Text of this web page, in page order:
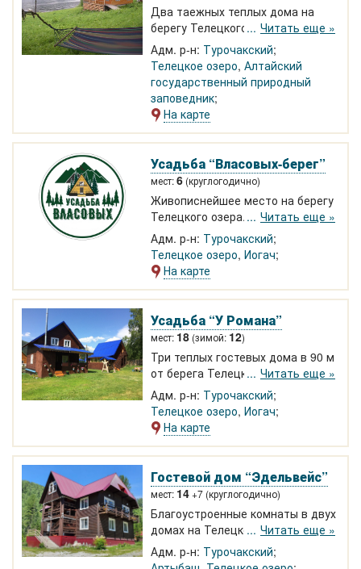
Два таежных теплых дома на
берегу Телецкого озера на
границе Алтайского заповедника.
Уединенный отдых. Серебряный
родник. Катамараны и лодочки
выдаются отдыхающим
бесплатно. Экскурсии к
водопадам. 830-1000 р.
Читать еще »
Адм. р-н: Турочакский
Телецкое озеро, Алтайский
государственный природный
заповедник
На карте
Усадьба “Власовых-берег”
мест:6 (круглогодично)
Живописнейшее место на берегу
Телецкого озера. Двухэтажный
благоустроенный домик на 6-8
человек (камин на 1-м этаже),
дом на 6 человек. 3-4-местные
домики. Трёхместный номер над
баней с прекрасным видом на
Телецкое озер
Читать еще »
Адм. р-н: Турочакский
Телецкое озеро, Иогач
На карте
Усадьба “У Романа”
мест: 18 (зимой: 12)
Три теплых гостевых дома в 90 м
от берега Телецкого озера.
Круглогодичное размещение.
Коттеджи полностью обустроены
для отдыха. Возможность
классно провести время и
хорошо отдохнуть! 1000-1500 р.
Читать еще »
Адм. р-н: Турочакский
Телецкое озеро, Иогач
На карте
Гостевой дом “Эдельвейс”
мест: 14+7 (круглогодично)
Благоустроенные комнаты в двух
домах на Телецком озере в
Артыбаше. Wi-Fi. Для семейного и
корпоративного отдыха.
Читать еще »
Адм. р-н: Турочакский